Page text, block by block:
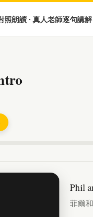
照朗讀 · 真人老師逐句講解
Phil
菲爾